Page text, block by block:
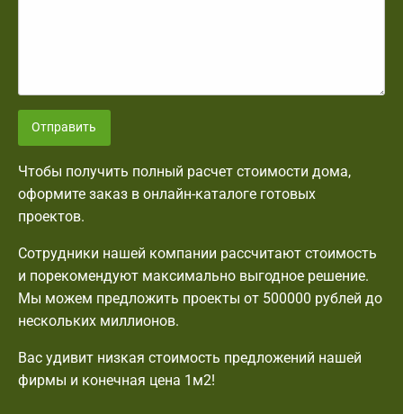
Отправить
Чтобы получить полный расчет стоимости дома,
оформите заказ в онлайн-каталоге готовых
проектов.
Сотрудники нашей компании рассчитают стоимость
и порекомендуют максимально выгодное решение.
Мы можем предложить проекты от 500000 рублей до
нескольких миллионов.
Вас удивит низкая стоимость предложений нашей
фирмы и конечная цена 1м2!